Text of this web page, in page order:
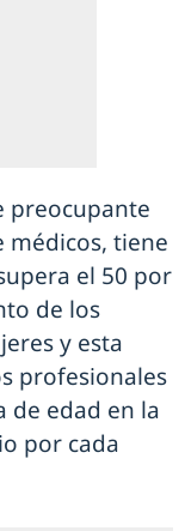
preocupante
médicos, tiene
el 50 por
de los
y esta
profesionales
de edad en la
por cada